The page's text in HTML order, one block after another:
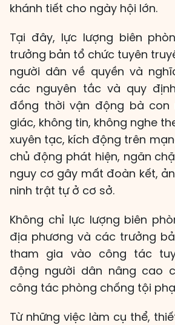
khánh tiết cho ngày hội lớn.
Tại đây, lực lượng biên
trưởng bản tổ chức tuyên
người dân về quyền và
các nguyên tắc và quy
đồng thời vận động bà con
giác, không tin, không nghe
xuyên tạc, kích động trên
chủ động phát hiện, ngăn
nguy cơ gây mất đoàn kết,
ninh trật tự ở cơ sở.
Không chỉ lực lượng biên
địa phương và các trưởng
tham gia vào công tác
động người dân nâng cao
công tác phòng chống tội
Từ những việc làm cụ thể,